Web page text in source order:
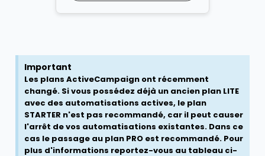
Important
Les plans ActiveCampaign ont récemment
changé. Si vous possédez déjà un ancien plan LITE
avec des automatisations actives, le plan
STARTER n'est pas recommandé, car il peut causer
l'arrêt de vos automatisations existantes. Dans ce
cas le passage au plan PRO est recommandé. Pour
plus d'informations reportez-vous au tableau ci-